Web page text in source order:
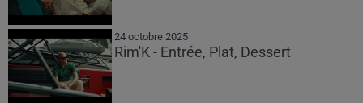
24 octobre 2025
Rim'K - Entrée, Plat, Dessert